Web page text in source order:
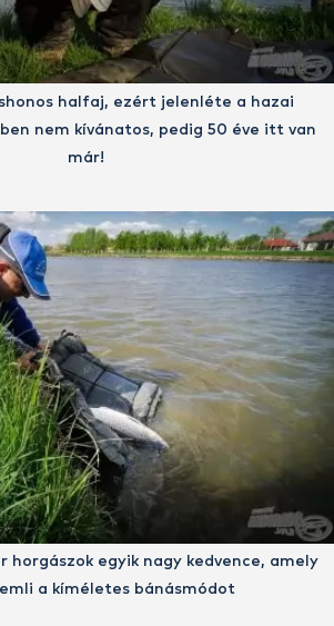
halfaj, ezért jelenléte a hazai
nem kívánatos, pedig 50 éve itt van
már!
horgászok egyik nagy kedvence, amely
a kíméletes bánásmódot